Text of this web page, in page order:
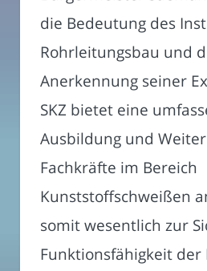
die Bedeutung des
Rohrleitungsbau und
Anerkennung seiner
SKZ bietet eine
Ausbildung und
Fachkräfte im Bereich
Kunststoffschweißen
somit wesentlich zur
Funktionsfähigkeit